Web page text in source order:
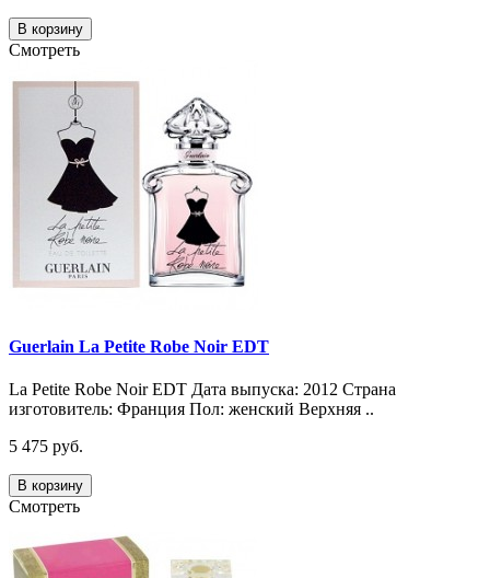
В корзину
Смотреть
Guerlain La Petite Robe Noir EDT
La Petite Robe Noir EDT Дата выпуска: 2012 Страна
изготовитель: Франция Пол: женский Верхняя ..
5 475 руб.
В корзину
Смотреть